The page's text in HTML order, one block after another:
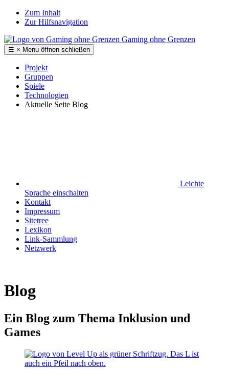
Zum Inhalt
Zur Hilfsnavigation
Gaming ohne Grenzen
☰ × Menu öffnen schließen
Projekt
Gruppen
Spiele
Technologien
Aktuelle Seite Blog
Leichte
Sprache einschalten
Kontakt
Impressum
Sitetree
Lexikon
Link-Sammlung
Netzwerk
Blog
Ein Blog zum Thema Inklusion und
Games